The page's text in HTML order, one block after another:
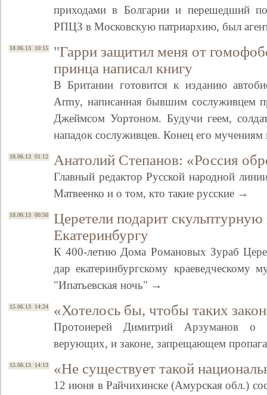
приходами в Болгарии и перешедший
РПЦЗ в Московскую патриархию, был
18.06.13 10:15
"Гарри защитил меня от
принца написал книгу
В Британии готовится к изданию
Army, написанная бывшим сослуживцем
Джеймсом Уортоном. Будучи геем,
нападок сослуживцев. Конец его
18.06.13 01:12 Анатолий Степанов: «Россия
Главный редактор Русской народной
Матвеенко и о том, кто такие русские →
18.06.13 00:50
Церетели подарит
Екатеринбургу
К 400-летию Дома Романовых Зураб
дар екатеринбургскому краеведческому
"Ипатьевская ночь" →
15.06.13 14:24 «Хотелось бы, чтобы таких
Протоиерей Димитрий Арзуманов о
верующих, и законе, запрещающем
15.06.13 14:13 «Не существует такой
12 июня в Райчихинске (Амурская обл.)